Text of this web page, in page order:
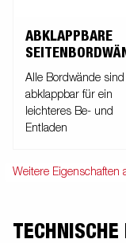
ABKLAPPBARE
Alle Bordwände sind
abklappbar für ein
leichteres Be- und
Entladen
Weitere Eigenschaften
TECHNISCHE